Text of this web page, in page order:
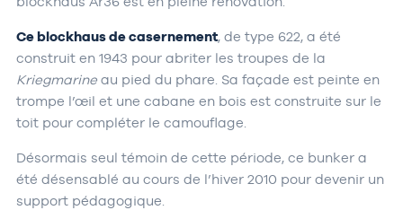
Ce blockhaus de casernement, de type 622, a été
construit en 1943 pour abriter les troupes de la
Kriegmarine au pied du phare. Sa façade est peinte en
trompe l’œil et une cabane en bois est construite sur le
toit pour compléter le camouflage.
Désormais seul témoin de cette période, ce bunker a
été désensablé au cours de l’hiver 2010 pour devenir un
support pédagogique.